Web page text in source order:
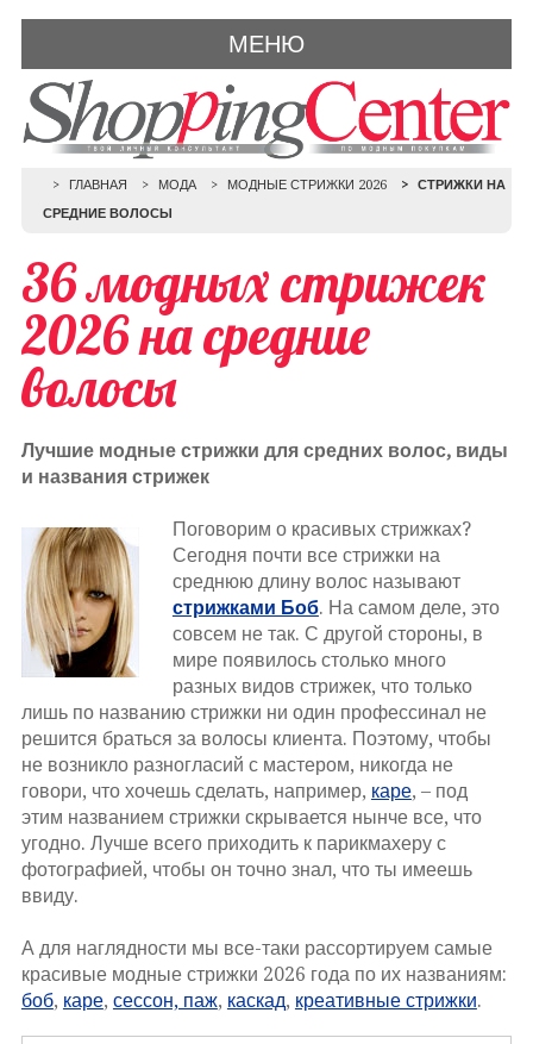
МЕНЮ
ГЛАВНАЯ МОДА МОДНЫЕ СТРИЖКИ 2026
СТРИЖКИ НА
СРЕДНИЕ ВОЛОСЫ
36 модных стрижек
2026 на средние
волосы
Лучшие модные стрижки для средних волос, виды
и названия стрижек
Поговорим о красивых стрижках?
Сегодня почти все стрижки на
среднюю длину волос называют
стрижками Боб. На самом деле, это
совсем не так. С другой стороны, в
мире появилось столько много
разных видов стрижек, что только
лишь по названию стрижки ни один профессинал не
решится браться за волосы клиента. Поэтому, чтобы
не возникло разногласий с мастером, никогда не
говори, что хочешь сделать, например, каре, – под
этим названием стрижки скрывается нынче все, что
угодно. Лучше всего приходить к парикмахеру с
фотографией, чтобы он точно знал, что ты имеешь
ввиду.
А для наглядности мы все-таки рассортируем самые
красивые модные стрижки 2026 года по их названиям:
боб, каре, сессон, паж, каскад, креативные стрижки.